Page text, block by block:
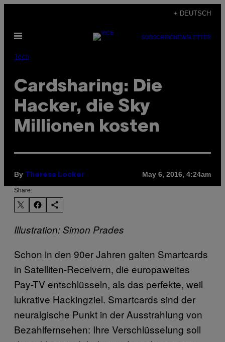
content
+ DEUTSCH
Open
SUBSCRIBENEWSLETTER
Tech
Cardsharing: Die
Hacker, die Sky
Millionen kosten
By Theresa Locker May 6, 2016, 4:24am
Share:
Illustration: Simon Prades
Schon in den 90er Jahren galten Smartcards
in Satelliten-Receivern, die europaweites
Pay-TV entschlüsseln, als das perfekte, weil
lukrative Hackingziel. Smartcards sind der
neuralgische Punkt in der Ausstrahlung von
Bezahlfernsehen: Ihre Verschlüsselung soll